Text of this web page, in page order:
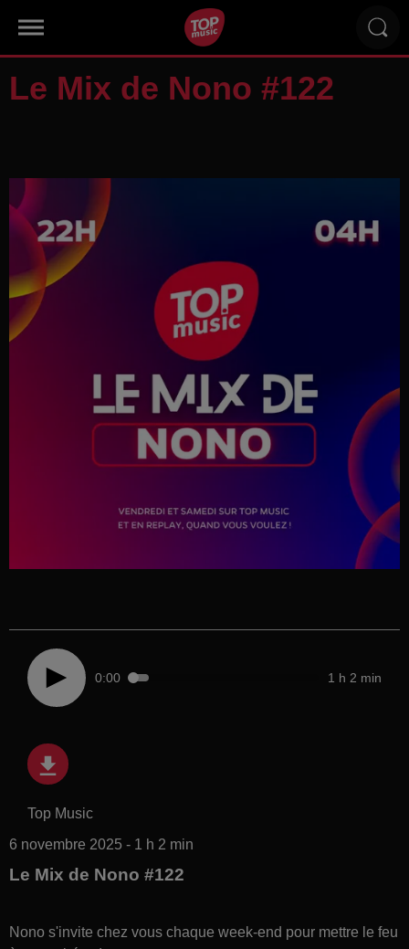
Le Mix de Nono #122
0:00 1 h 2 min
Top Music
6 novembre 2025 - 1 h 2 min
Le Mix de Nono #122
Nono s'invite chez vous chaque week-end pour mettre le feu